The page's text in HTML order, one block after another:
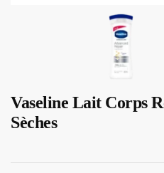
Vaseline Lait Corps
Sèches